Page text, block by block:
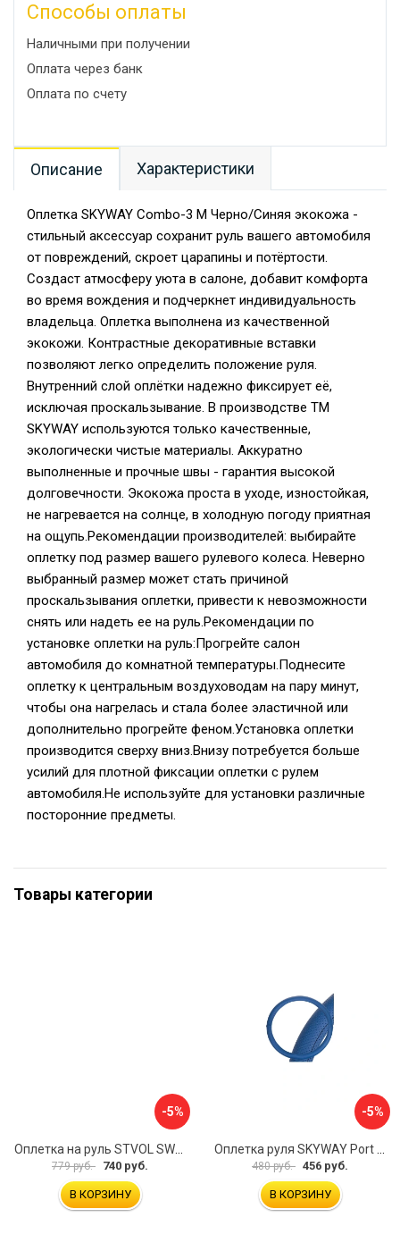
Способы оплаты
Наличными при получении
Оплата через банк
Оплата по счету
Описание Характеристики
Оплетка SKYWAY Combo-3 M Черно/Синяя экокожа -
стильный аксессуар сохранит руль вашего автомобиля
от повреждений, скроет царапины и потёртости.
Создаст атмосферу уюта в салоне, добавит комфорта
во время вождения и подчеркнет индивидуальность
владельца. Оплетка выполнена из качественной
экокожи. Контрастные декоративные вставки
позволяют легко определить положение руля.
Внутренний слой оплётки надежно фиксирует её,
исключая проскальзывание. В производстве TM
SKYWAY используются только качественные,
экологически чистые материалы. Аккуратно
выполненные и прочные швы - гарантия высокой
долговечности. Экокожа проста в уходе, изностойкая,
не нагревается на солнце, в холодную погоду приятная
на ощупь.Рекомендации производителей: выбирайте
оплетку под размер вашего рулевого колеса. Неверно
выбранный размер может стать причиной
проскальзывания оплетки, привести к невозможности
снять или надеть ее на руль.Рекомендации по
установке оплетки на руль:Прогрейте салон
автомобиля до комнатной температуры.Поднесите
оплетку к центральным воздуховодам на пару минут,
чтобы она нагрелась и стала более эластичной или
дополнительно прогрейте феном.Установка оплетки
производится сверху вниз.Внизу потребуется больше
усилий для плотной фиксации оплетки с рулем
автомобиля.Не используйте для установки различные
посторонние предметы.
Товары категории
-5%
779 руб. 740 руб.
В КОРЗИНУ
-5%
480 руб. 456 руб.
В КОРЗИНУ